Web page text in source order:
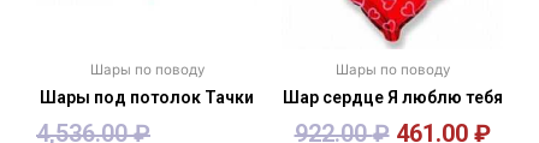
Шары по поводу
Шары под потолок Тачки
4,536.00₽
Шары по поводу
Шар сердце Я люблю тебя
922.00₽ 461.00 ₽